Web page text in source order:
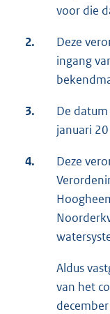
voor die
2.
Deze
ingang
3.
De
januari
4.
Deze
Aldus
van het